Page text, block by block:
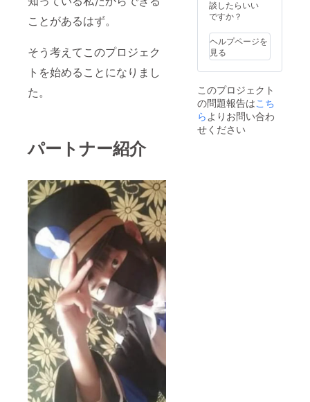
ことがあるはず。
そう考えてこのプロジェク
トを始めることになりまし
た。
パートナー紹介
者の
ページ
前を掲
ていた
だきま
考欄に
掲載希
望とご
記入く
談したらいい
ですか？
ヘルプページを
見る
このプロジェクト
の問題報告はこち
らよりお問い合わ
せください